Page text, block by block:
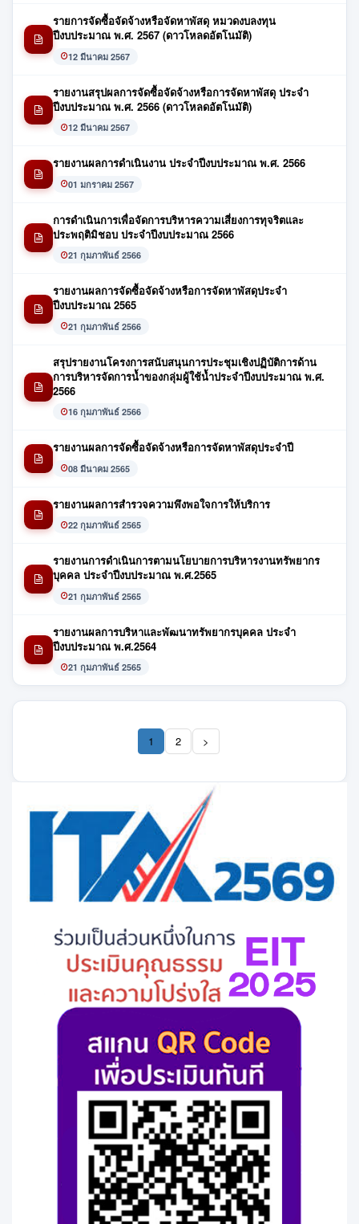
รายการจัดซื้อจัดจ้างหรือจัดหาพัสดุ หมวดงบลงทุน
ปีงบประมาณ พ.ศ. 2567 (ดาวโหลดอัตโนมัติ)
12 มีนาคม 2567
รายงานสรุปผลการจัดซื้อจัดจ้างหรือการจัดหาพัสดุ ประจำ
ปีงบประมาณ พ.ศ. 2566 (ดาวโหลดอัตโนมัติ)
12 มีนาคม 2567
รายงานผลการดำเนินงาน ประจำปีงบประมาณ พ.ศ. 2566
01 มกราคม 2567
การดำเนินการเพื่อจัดการบริหารความเสี่ยงการทุจริตและ
ประพฤติมิชอบ ประจำปีงบประมาณ 2566
21 กุมภาพันธ์ 2566
รายงานผลการจัดซื้อจัดจ้างหรือการจัดหาพัสดุประจำ
ปีงบประมาณ 2565
21 กุมภาพันธ์ 2566
สรุปรายงานโครงการสนับสนุนการประชุมเชิงปฏิบัติการด้าน
การบริหารจัดการน้ำของกลุ่มผู้ใช้น้ำประจำปีงบประมาณ พ.ศ.
2566
16 กุมภาพันธ์ 2566
รายงานผลการจัดซื้อจัดจ้างหรือการจัดหาพัสดุประจำปี
08 มีนาคม 2565
รายงานผลการสำรวจความพึงพอใจการให้บริการ
22 กุมภาพันธ์ 2565
รายงานการดำเนินการตามนโยบายการบริหารงานทรัพยากร
บุคคล ประจำปีงบประมาณ พ.ศ.2565
21 กุมภาพันธ์ 2565
รายงานผลการบริหาและพัฒนาทรัพยากรบุคคล ประจำ
ปีงบประมาณ พ.ศ.2564
21 กุมภาพันธ์ 2565
1 (current)
2 >